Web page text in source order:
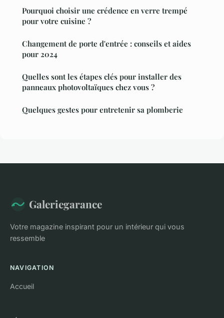
Pourquoi choisir une crédence en verre trempé
pour votre cuisine ?
Changement de porte d'entrée : conseils et aides
pour 2024
Quelles sont les étapes clés pour installer des
panneaux photovoltaïques chez vous ?
Quelques gestes pour entretenir sa plomberie
Galeriegarance
Votre magazine inspirant pour un intérieur qui vous
ressemble
NAVIGATION
Accueil